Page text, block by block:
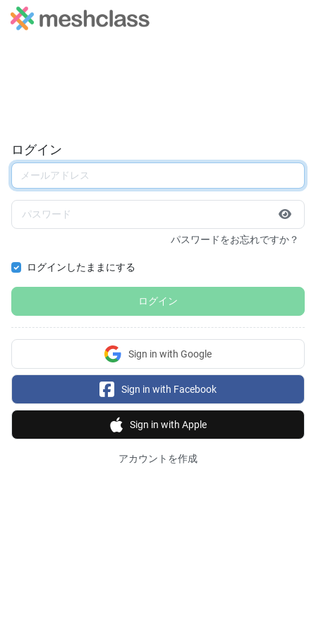
ログイン
パスワードをお忘れですか？
ログインしたままにする
ログイン
Sign in with Google
Sign in with Facebook
Sign in with Apple
アカウントを作成